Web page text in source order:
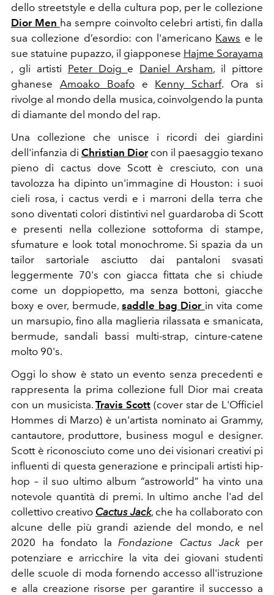
dello streetstyle e della cultura pop, per le collezione
Dior Men ha sempre coinvolto celebri artisti, fin dalla
sua collezione d’esordio: con l'americano Kaws e le
sue statuine pupazzo, il giapponese Hajme Sorayama
, gli artisti Peter Doig e Daniel Arsham, il pittore
ghanese Amoako Boafoe Kenny Scharf. Ora si
rivolge al mondo della musica, coinvolgendo la punta
di diamante del mondo del rap.
Una collezione che unisce i ricordi dei giardini
dell'infanzia di Christian Diorcon il paesaggio texano
pieno di cactus dove Scott è cresciuto, con una
tavolozza ha dipinto un'immagine di Houston: i suoi
cieli rosa, i cactus verdi e i marroni della terra che
sono diventati colori distintivi nel guardaroba di Scott
e presenti nella collezione sottoforma di stampe,
sfumature e look total monochrome. Si spazia da un
tailor sartoriale asciutto dai pantaloni svasati
leggermente 70's con giacca fittata che si chiude
come un doppiopetto, ma senza bottoni, giacche
boxy e over, bermude,saddle bag Dior in vita come
un marsupio, fino alla maglieria rilassata e smanicata,
bermude, sandali bassi multi-strap, cinture-catene
molto 90's.
Oggi lo show è stato un evento senza precedenti e
rappresenta la prima collezione full Dior mai creata
con un musicista.Travis Scott (cover star de L'Officiel
Hommes di Marzo) è un'artista nominato ai Grammy,
cantautore, produttore, business mogul e designer.
Scott è riconosciuto come uno dei visionari creativi pi
influenti di questa generazione e principali artisti hip-
hop – il suo ultimo album “astroworld” ha vinto una
notevole quantità di premi. In ultimo anche l'ad del
collettivo creativo Cactus Jack, che ha collaborato con
alcune delle più grandi aziende del mondo, e nel
2020 ha fondato la Fondazione Cactus Jack per
potenziare e arricchire la vita dei giovani studenti
delle scuole di moda fornendo accesso all'istruzione
e alla creazione risorse per garantire il successo a